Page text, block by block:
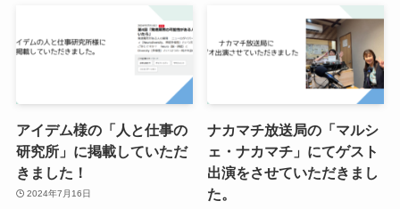
アイデム様の「人と仕事の
研究所」に掲載していただ
きました！
2024年7月16日
ナカマチ放送局の「マルシ
ェ・ナカマチ」にてゲスト
出演をさせていただきまし
た。